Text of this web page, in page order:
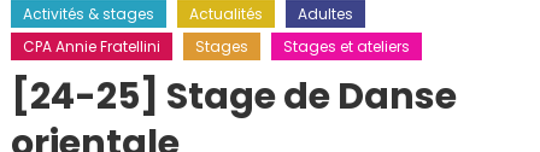
Activités & stages Actualités
Adultes
CPA Annie Fratellini
Stages Stages et ateliers
[24-25] Stage de Danse